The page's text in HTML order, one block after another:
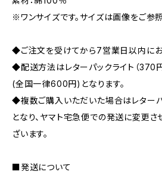
※ワンサイズです。サイズは画像をご参
◆ご注文を受けてから7営業日以内にお
◆配送方法はレターパックライト（370
(全国一律600円)となります。
◆複数ご購入いただいた場合はレター
となり、ヤマト宅急便での発送に変更
ざいます。
■発送について